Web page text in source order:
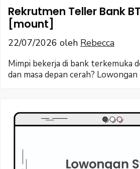
Rekrutmen Teller Bank
[mount]
22/07/2026 oleh Rebecca
Mimpi bekerja di bank terkemuka
dan masa depan cerah? Lowongan